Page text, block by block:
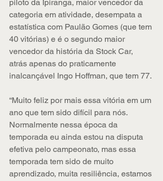
piloto da Ipiranga, maior vencedor da
categoria em atividade, desempata a
estatística com Paulão Gomes (que tem
40 vitórias) e é o segundo maior
vencedor da história da Stock Car,
atrás apenas do praticamente
inalcançável Ingo Hoffman, que tem 77.
“Muito feliz por mais essa vitória em um
ano que tem sido difícil para nós.
Normalmente nessa época da
temporada eu ainda estou na disputa
efetiva pelo campeonato, mas essa
temporada tem sido de muito
aprendizado, muita resiliência, estamos